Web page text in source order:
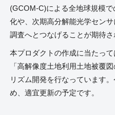
(GCOM-C)による全地球規模
化や、次期高分解能光学セン
調査へとつなげることが期待さ
本プロダクトの作成に当たっ
「高解像度土地利用土地被覆
リズム開発を行なっています
め、適宜更新の予定です。